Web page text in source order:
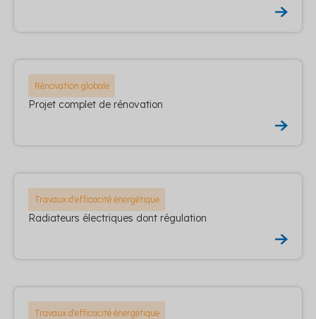
Rénovation globale
Projet complet de rénovation
Travaux d'efficacité énergétique
Radiateurs électriques dont régulation
Travaux d'efficacité énergétique